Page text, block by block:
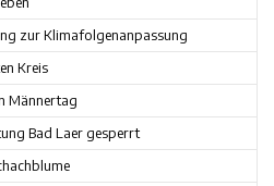
zur Klimafolgenanpassung
Kreis
Männertag
Bad Laer gesperrt